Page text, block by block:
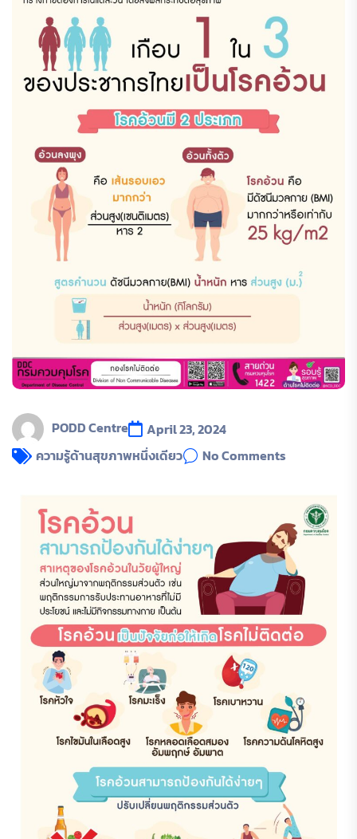
PODD Centre
April 23, 2024
ความรู้ด้านสุขภาพหนึ่งเดียว
No Comments